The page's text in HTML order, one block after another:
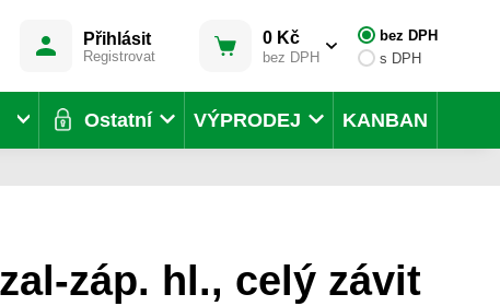
Přihlásit
Registrovat
0 Kč
bez DPH
bez DPH
s DPH
Ostatní VÝPRODEJ KANBAN
záp. hl., celý závit